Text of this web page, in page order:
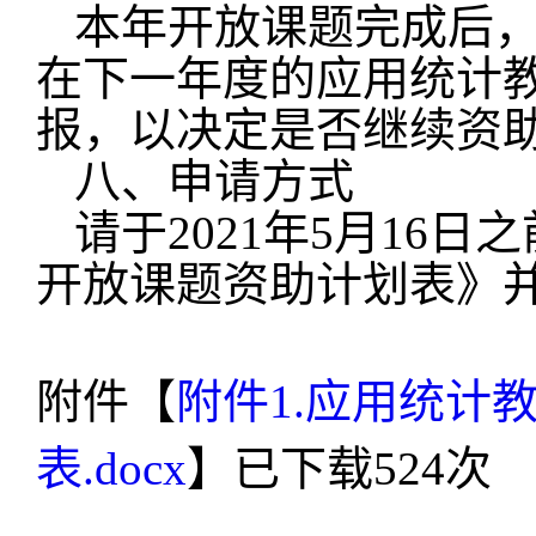
本年开放课题完成后
在下一年度的应用统计
报，以决定是否继续资
八、申请方式
请于2021年5月 16 日
开放课题资助计划表》
附件【 附件1.应用统计
表.docx】已下载524次